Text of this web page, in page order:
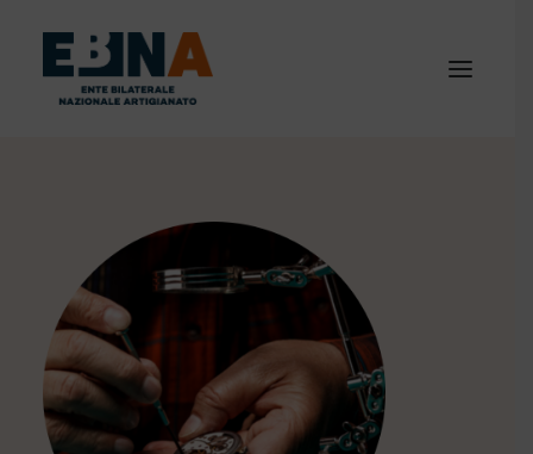
VIDEO
FAQ
PRIVACY
ARCHIVIO